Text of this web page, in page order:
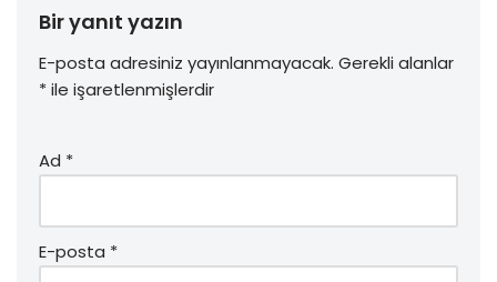
Bir yanıt yazın
E-posta adresiniz yayınlanmayacak. Gerekli alanlar
*ile işaretlenmişlerdir
Ad *
E-posta *